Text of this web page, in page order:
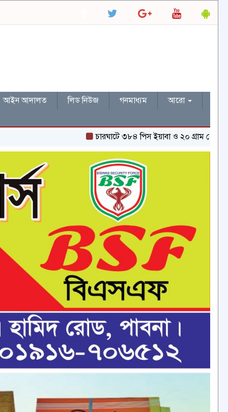
আইন আদালত লিড নিউজ গনমাধ্যম
আরো
চারঘাটে ৩৮৪ পিস ইয়াবা ও ২০ গ্রাম হেরোইনসহ একজন